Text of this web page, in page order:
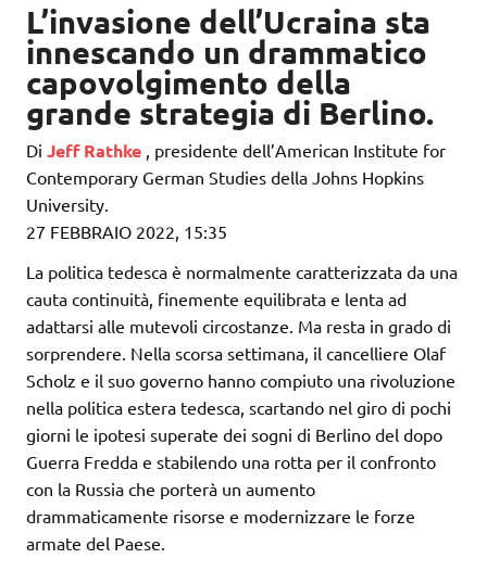
L’invasione dell’Ucraina sta
innescando un drammatico
capovolgimento della
grande strategia di Berlino.
Di Jeff Rathke , presidente dell’American Institute for
Contemporary German Studies della Johns Hopkins
University.
27 FEBBRAIO 2022, 15:35
La politica tedesca è normalmente caratterizzata da una
cauta continuità, finemente equilibrata e lenta ad
adattarsi alle mutevoli circostanze. Ma resta in grado di
sorprendere. Nella scorsa settimana, il cancelliere Olaf
Scholz e il suo governo hanno compiuto una rivoluzione
nella politica estera tedesca, scartando nel giro di pochi
giorni le ipotesi superate dei sogni di Berlino del dopo
Guerra Fredda e stabilendo una rotta per il confronto
con la Russia che porterà un aumento
drammaticamente risorse e modernizzare le forze
armate del Paese.